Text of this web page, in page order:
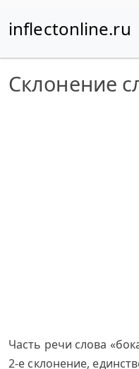
inflectonline.ru
Склонение
Часть речи слова
2-е склонение,